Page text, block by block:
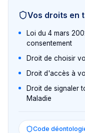
Vos droits en
Loi du 4 mars
consentement
Droit de choisir
Droit d'accès à
Droit de signaler
Maladie
Code